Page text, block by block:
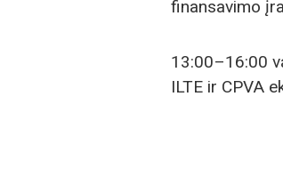
finansavimo
13:00–16:00
ILTE ir CPVA